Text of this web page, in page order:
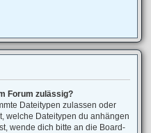
Forum zulässig?
Dateitypen zulassen oder
welche Dateitypen du anhängen
wende dich bitte an die Board-